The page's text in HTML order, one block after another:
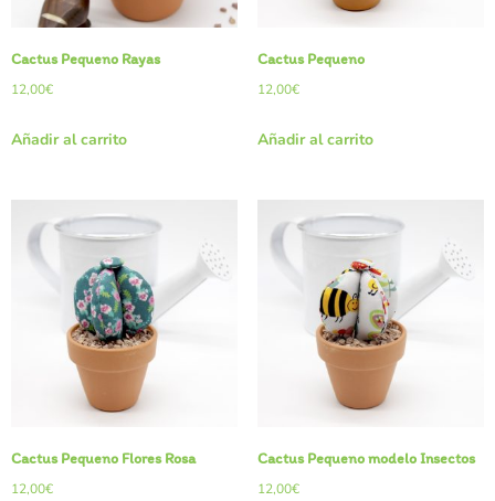
Cactus Pequeño Rayas
12,00€
Añadir al carrito
Cactus Pequeño
12,00€
Añadir al carrito
Cactus Pequeño Flores Rosa
12,00€
Cactus Pequeño modelo Insectos
12,00€